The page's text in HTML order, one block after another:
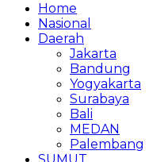
Home
Nasional
Daerah
Jakarta
Bandung
Yogyakarta
Surabaya
Bali
MEDAN
Palembang